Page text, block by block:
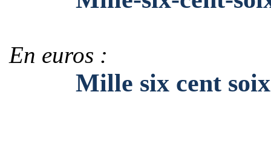
En euros :
Mille six cent